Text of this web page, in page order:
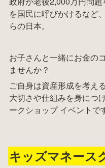
を国民に呼びかけるなど
らの日本。
お子さんと一緒にお金の
ませんか？
ご自身は資産形成を考え
大切さや仕組みを身につ
ークショップ イベントで
キッズマネース